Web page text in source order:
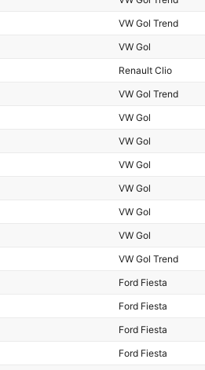
VW Gol Trend
VW Gol
Renault Clio
VW Gol Trend
VW Gol
VW Gol
VW Gol
VW Gol
VW Gol
VW Gol
VW Gol Trend
Ford Fiesta
Ford Fiesta
Ford Fiesta
Ford Fiesta